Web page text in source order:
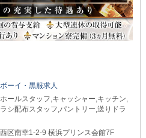
ーイ・黒服求人
ールスタッフ,キャッシャー,キッチン,
シ配布スタッフ,パントリー,送りドラ
区南幸1-2-9 横浜プリンス会館7F